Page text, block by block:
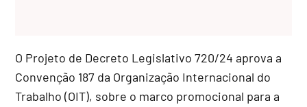
O Projeto de Decreto Legislativo 720/24 aprova a
Convenção 187 da Organização Internacional do
Trabalho (OIT), sobre o marco promocional para a